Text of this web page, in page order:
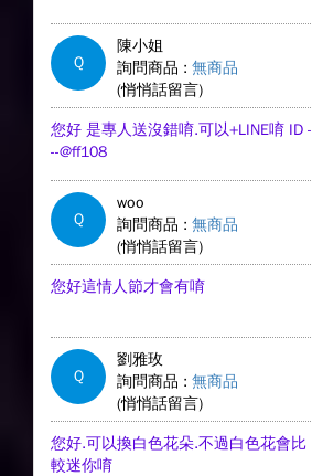
Q
陳小姐
詢問商品 : 無商品
(悄悄話留言)
您好 是專人送沒錯唷.可以+LINE唷 ID -
--@ff108
Q
woo
詢問商品 : 無商品
(悄悄話留言)
您好這情人節才會有唷
Q
劉雅玫
詢問商品 : 無商品
(悄悄話留言)
您好.可以換白色花朵.不過白色花會比
較迷你唷